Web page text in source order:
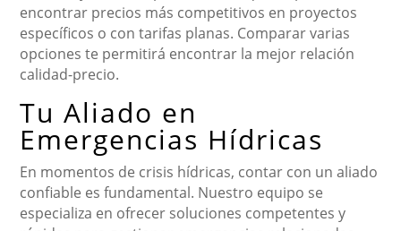
encontrar precios más competitivos en proyectos
específicos o con tarifas planas. Comparar varias
opciones te permitirá encontrar la mejor relación
calidad-precio.
Tu Aliado en
Emergencias Hídricas
En momentos de crisis hídricas, contar con un aliado
confiable es fundamental. Nuestro equipo se
especializa en ofrecer soluciones competentes y